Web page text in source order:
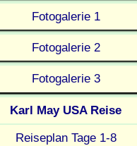
Fotogalerie 1
Fotogalerie 2
Fotogalerie 3
Karl May USA Reise
Reiseplan Tage 1-8